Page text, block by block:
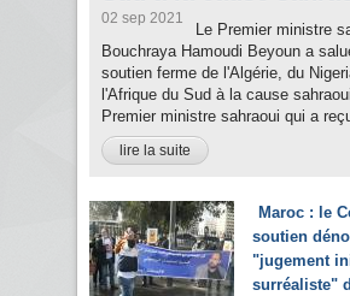
02 sep 2021
Le Premier ministre
Bouchraya Hamoudi Beyoun a
soutien ferme de l'Algérie, du
l'Afrique du Sud à la cause
Premier ministre sahraoui qui a
lire la suite
Maroc : le
soutien
"jugement
surréaliste"